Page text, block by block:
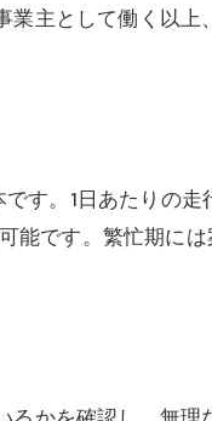
主として働く以上
す。1日あたりの走
能です。繁忙期に